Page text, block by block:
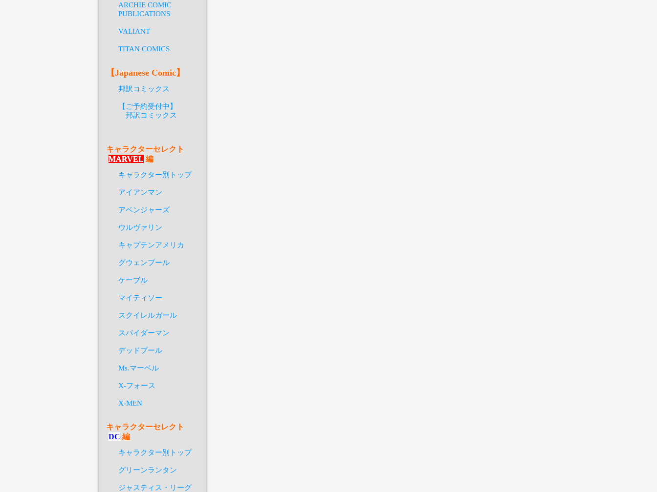
ARCHIE COMIC
PUBLICATIONS
VALIANT
TITAN COMICS
【Japanese Comic】
邦訳コミックス
【ご予約受付中】
邦訳コミックス
キャラクターセレクト
MARVEL 編
キャラクター別トップ
アイアンマン
アベンジャーズ
ウルヴァリン
キャプテンアメリカ
グウェンプール
ケーブル
マイティソー
スクイレルガール
スパイダーマン
デッドプール
Ms.マーベル
X-フォース
X-MEN
キャラクターセレクト
DC 編
キャラクター別トップ
グリーンランタン
ジャスティス・リーグ